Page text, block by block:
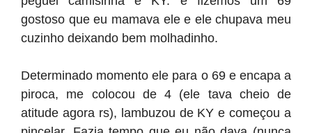
gostoso que eu mamava ele e ele chupava meu
cuzinho deixando bem molhadinho.
Determinado momento ele para o 69 e encapa a
piroca, me colocou de 4 (ele tava cheio de
atitude agora rs), lambuzou de KY e começou a